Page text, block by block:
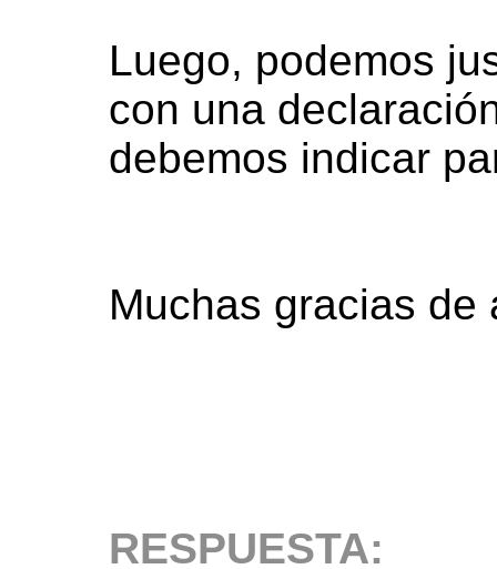
Luego, podemos
con una
debemos indicar
Muchas gracias de
RESPUESTA: